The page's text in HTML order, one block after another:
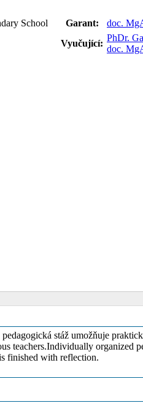
School
Garant:
doc.
Vyučující:
PhDr.
doc.
stáž umožňuje
teachers.Individually
finished with reflection.